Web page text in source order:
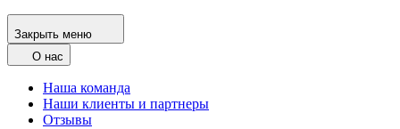
Закрыть меню
О нас
Наша команда
Наши клиенты и партнеры
Отзывы